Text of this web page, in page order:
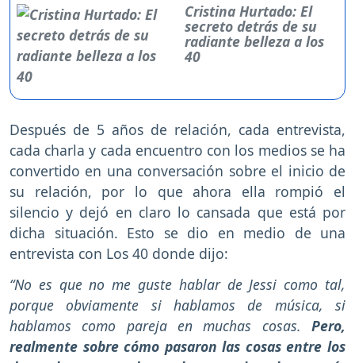
Cristina Hurtado: El
secreto detrás de su
radiante belleza a los
40
Después de 5 años de relación, cada entrevista,
cada charla y cada encuentro con los medios se ha
convertido en una conversación sobre el inicio de
su relación, por lo que ahora ella rompió el
silencio y dejó en claro lo cansada que está por
dicha situación. Esto se dio en medio de una
entrevista con Los 40 donde dijo:
“No es que no me guste hablar de Jessi como tal,
porque obviamente si hablamos de música, si
hablamos como pareja en muchas cosas. Pero,
realmente sobre cómo pasaron las cosas entre los